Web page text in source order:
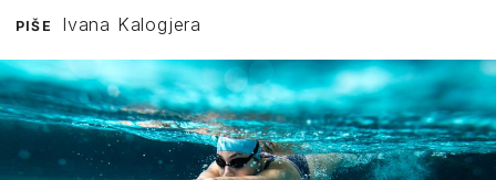
PIŠE Ivana Kalogjera